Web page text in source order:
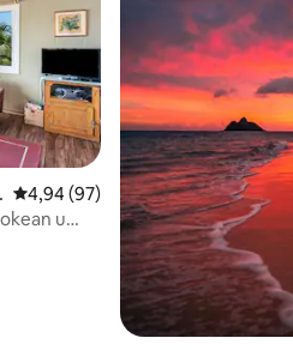
prosječna ocjena 4,94 od 5,
4,94 (97)
u